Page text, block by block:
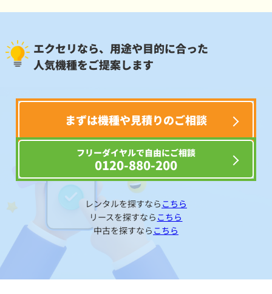
エクセリなら、用途や目的に合った
人気機種をご提案します
まずは機種や見積りのご相談
フリーダイヤルで自由にご相談
0120-880-200
レンタルを探すなら こちら
リースを探すなら こちら
中古を探すなら こちら